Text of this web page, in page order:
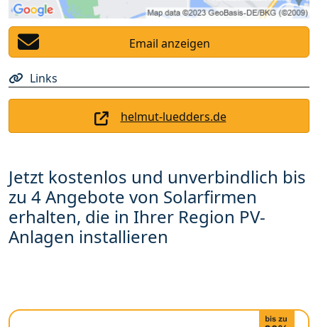
Email anzeigen
Links
helmut-luedders.de
Jetzt kostenlos und unverbindlich bis
zu 4 Angebote von Solarfirmen
erhalten, die in Ihrer Region PV-
Anlagen installieren